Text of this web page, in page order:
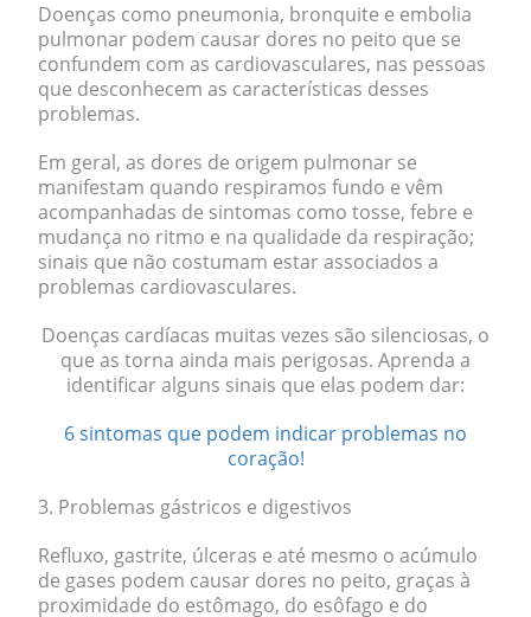
Doenças como pneumonia, bronquite e embolia
pulmonar podem causar dores no peito que se
confundem com as cardiovasculares, nas pessoas
que desconhecem as características desses
problemas.
Em geral, as dores de origem pulmonar se
manifestam quando respiramos fundo e vêm
acompanhadas de sintomas como tosse, febre e
mudança no ritmo e na qualidade da respiração;
sinais que não costumam estar associados a
problemas cardiovasculares.
Doenças cardíacas muitas vezes são silenciosas, o
que as torna ainda mais perigosas. Aprenda a
identificar alguns sinais que elas podem dar:
6 sintomas que podem indicar problemas no
coração!
3. Problemas gástricos e digestivos
Refluxo, gastrite, úlceras e até mesmo o acúmulo
de gases podem causar dores no peito, graças à
proximidade do estômago, do esôfago e do